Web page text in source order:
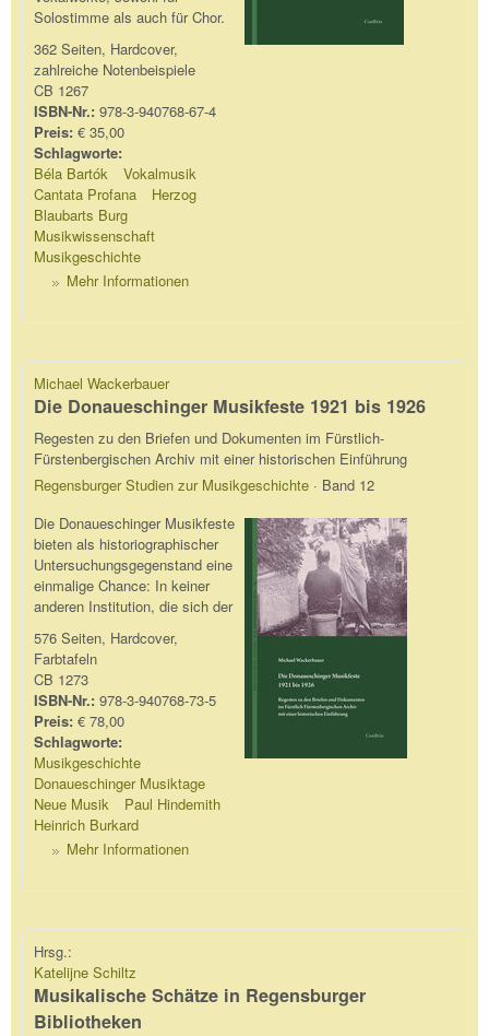
Solostimme als auch für Chor.
362 Seiten, Hardcover,
zahlreiche Notenbeispiele
CB 1267
ISBN-Nr.: 978-3-940768-67-4
Preis: € 35,00
Schlagworte:
Béla Bartók
Vokalmusik
Cantata Profana
Herzog
Blaubarts Burg
Musikwissenschaft
Musikgeschichte
Mehr Informationen
Michael Wackerbauer
Die Donaueschinger Musikfeste 1921 bis 1926
Regesten zu den Briefen und Dokumenten im Fürstlich-
Fürstenbergischen Archiv mit einer historischen Einführung
Regensburger Studien zur Musikgeschichte · Band 12
Die Donaueschinger Musikfeste
bieten als historiographischer
Untersuchungsgegenstand eine
einmalige Chance: In keiner
anderen Institution, die sich der
576 Seiten, Hardcover,
Farbtafeln
CB 1273
ISBN-Nr.: 978-3-940768-73-5
Preis: € 78,00
Schlagworte:
Musikgeschichte
Donaueschinger Musiktage
Neue Musik
Paul Hindemith
Heinrich Burkard
Mehr Informationen
Hrsg.:
Katelijne Schiltz
Musikalische Schätze in Regensburger
Bibliotheken